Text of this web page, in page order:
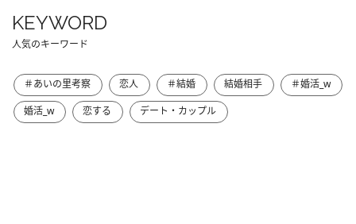
KEYWORD
人気のキーワード
＃あいの里考察 恋人 ＃結婚 結婚相手
＃婚活_w
婚活_w
恋する デート・カップル